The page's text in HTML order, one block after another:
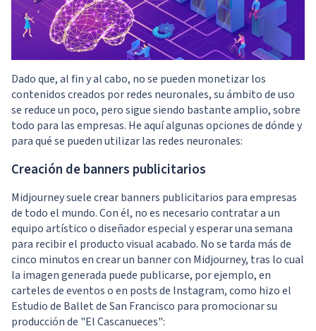
Dado que, al fin y al cabo, no se pueden monetizar los
contenidos creados por redes neuronales, su ámbito de uso
se reduce un poco, pero sigue siendo bastante amplio, sobre
todo para las empresas. He aquí algunas opciones de dónde y
para qué se pueden utilizar las redes neuronales:
Creación de banners publicitarios
Midjourney suele crear banners publicitarios para empresas
de todo el mundo. Con él, no es necesario contratar a un
equipo artístico o diseñador especial y esperar una semana
para recibir el producto visual acabado. No se tarda más de
cinco minutos en crear un banner con Midjourney, tras lo cual
la imagen generada puede publicarse, por ejemplo, en
carteles de eventos o en posts de Instagram, como hizo el
Estudio de Ballet de San Francisco para promocionar su
producción de "El Cascanueces":